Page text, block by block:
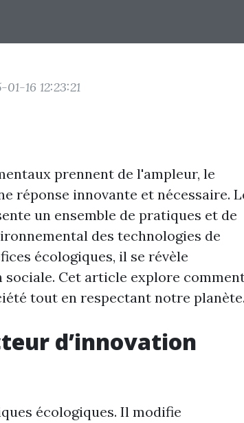
16 12:23:21
prennent de l'ampleur, le
réponse innovante et nécessaire.
un ensemble de pratiques et de
des technologies de
écologiques, il se révèle
sociale. Cet article explore
tout en respectant notre planète.
d’innovation
écologiques. Il modifie